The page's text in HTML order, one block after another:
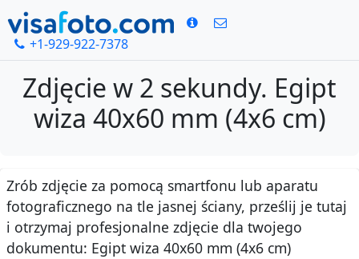
+1-929-922-7378
Zdjęcie w 2 sekundy. Egipt
wiza 40x60 mm (4x6 cm)
Zrób zdjęcie za pomocą smartfonu lub aparatu
fotograficznego na tle jasnej ściany, prześlij je tutaj
i otrzymaj profesjonalne zdjęcie dla twojego
dokumentu: Egipt wiza 40x60 mm (4x6 cm)